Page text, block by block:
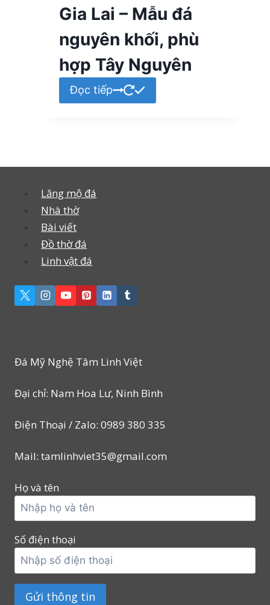
Gia Lai – Mẫu đá
nguyên khối, phù
hợp Tây Nguyên
Đọc tiếp
Lăng mộ đá
Nhà thờ
Bài viết
Đồ thờ đá
Linh vật đá
Đá Mỹ Nghệ Tâm Linh Việt
Đại chỉ: Nam Hoa Lư, Ninh Bình
Điện Thoại / Zalo: 0989 380 335
Mail: tamlinhviet35@gmail.com
Họ và tên
Số điện thoại